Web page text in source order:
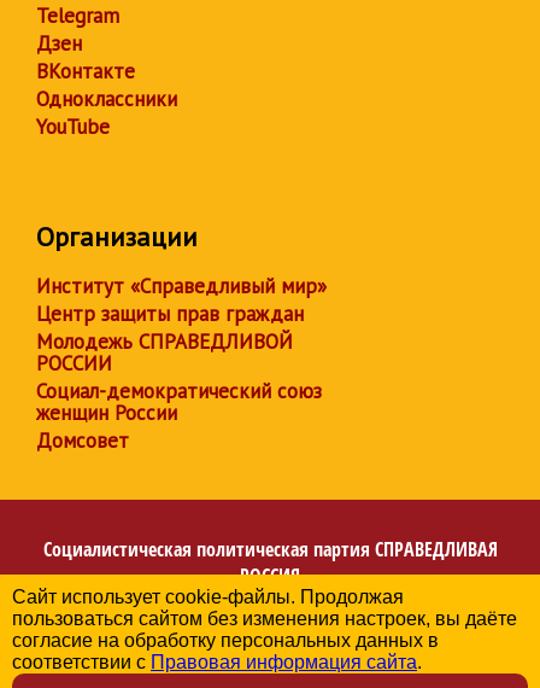
Telegram
Дзен
ВКонтакте
Одноклассники
YouTube
Организации
Институт «Справедливый мир»
Центр защиты прав граждан
Молодежь СПРАВЕДЛИВОЙ
РОССИИ
Социал-демократический союз
женщин России
Домсовет
Социалистическая политическая партия СПРАВЕДЛИВАЯ
РОССИЯ
Региональное отделение партии в Республике
Башкортостан
© 2006-2026
Политика в отношении обработки персональных данных
Сайт использует cookie-файлы. Продолжая
пользоваться сайтом без изменения настроек, вы даёте
согласие на обработку персональных данных в
соответствии с Правовая информация сайта.